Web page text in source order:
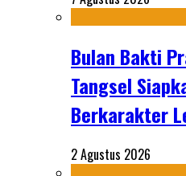
Bulan Bakti
Tangsel
Berkarakter
2 Agustus 2026